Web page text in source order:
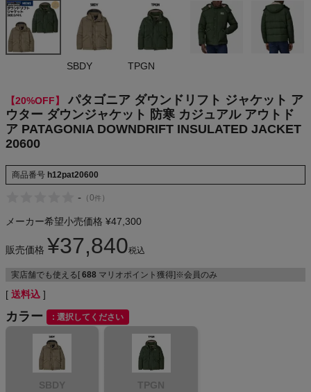
ウター ダウ
ンジャケット
防寒 カジュ
アル アウトド
ア PATAGON
ED JACKET
20600
(税込)
THE NORTH FACE
NIKE
CHUMS
もっと見る
メンズカジュアルウェア
レディースカジュアルウェア
メンズスポーツウェア
SBDY TPGN
【20%OFF】
パタゴニア ダウンドリフト ジャケット ア
ウター ダウンジャケット 防寒 カジュアル アウトド
ア PATAGONIA DOWNDRIFT INSULATED JACKET
20600
商品番号 h12pat20600
- （0件 ）
メーカー希望小売価格 ¥47,300
販売価格 ¥37,840税込
実店舗でも使える[ 688 マリオポイント獲得]※会員のみ
送料込
カラー 選択してください
SBDY TPGN